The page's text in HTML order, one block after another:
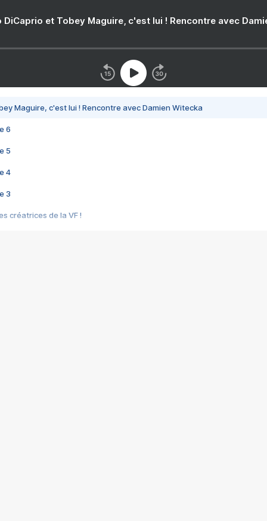
DiCaprio et Tobey Maguire, c'est lui ! Rencontre avec
Maguire, c'est lui ! Rencontre avec Damien Witecka
6
5
4
3
créatrices de la VF !